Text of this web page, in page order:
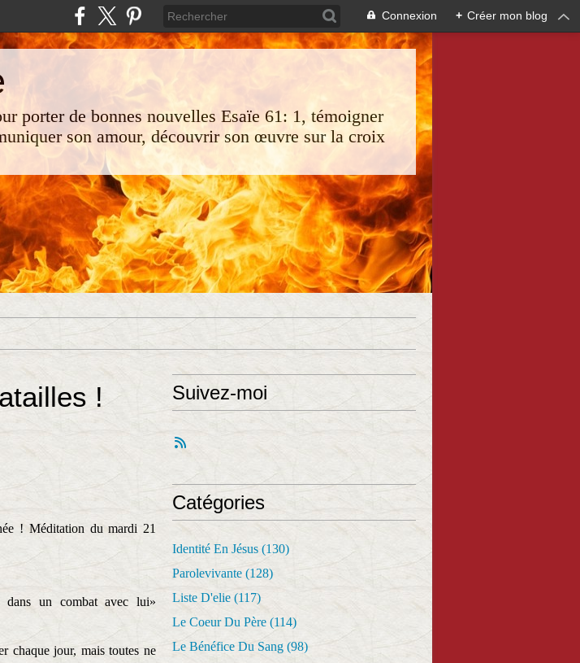
Connexion + Créer mon blog
porter de bonnes nouvelles Esaïe 61: 1, témoigner
son amour, découvrir son œuvre sur la croix
!
! Méditation du mardi 21
dans un combat avec lui»
chaque jour, mais toutes ne
Suivez-moi
Catégories
Identité En Jésus (130)
Parolevivante (128)
Liste D'elie (117)
Le Coeur Du Père (114)
Le Bénéfice Du Sang (98)